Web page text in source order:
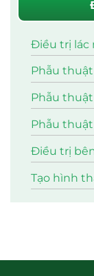
Điều trị lác
Phẫu
Phẫu
Phẫu
Điều trị
Tạo hình